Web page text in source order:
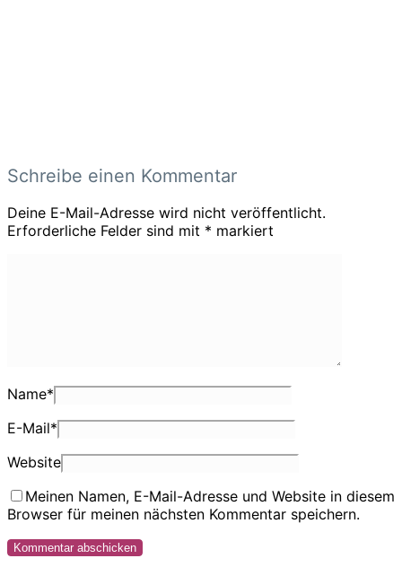
Schreibe einen Kommentar
Deine E-Mail-Adresse wird nicht veröffentlicht.
Erforderliche Felder sind mit * markiert
Name*
E-Mail*
Website
Meinen Namen, E-Mail-Adresse und Website in diesem
Browser für meinen nächsten Kommentar speichern.